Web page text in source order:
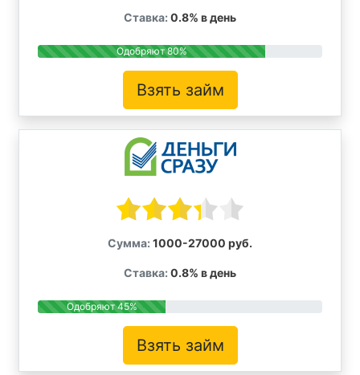
Ставка: 0.8% в день
Одобряют 80%
Взять займ
Сумма: 1000-27000 руб.
Ставка: 0.8% в день
Одобряют 45%
Взять займ